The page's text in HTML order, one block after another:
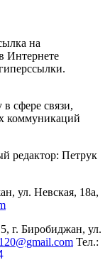
на
Интернете
сфере связи,
коммуникаций
редактор: Петрук
ул. Невская, 18а,
г. Биробиджан, ул.
Тел.: